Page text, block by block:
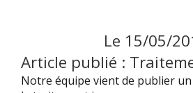
Le 15/05/
Notre équipe vient de publier